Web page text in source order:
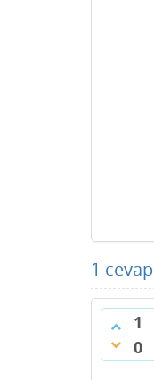
1 cevap
1
0